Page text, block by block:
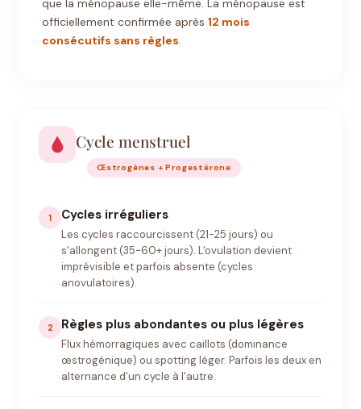
que la ménopause elle-même. La ménopause est
officiellement confirmée après 12 mois
consécutifs sans règles.
Cycle menstruel
Œstrogènes + Progestérone
1 Cycles irréguliers
Les cycles raccourcissent (21-25 jours) ou
s'allongent (35-60+ jours). L'ovulation devient
imprévisible et parfois absente (cycles
anovulatoires).
2 Règles plus abondantes ou plus légères
Flux hémorragiques avec caillots (dominance
œstrogénique) ou spotting léger. Parfois les deux en
alternance d'un cycle à l'autre.